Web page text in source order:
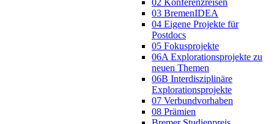
03 BremenIDEA
04 Eigene Projekte für
Postdocs
05 Fokusprojekte
06A Explorationsprojekte zu
neuen Themen
06B Interdisziplinäre
Explorationsprojekte
07 Verbundvorhaben
08 Prämien